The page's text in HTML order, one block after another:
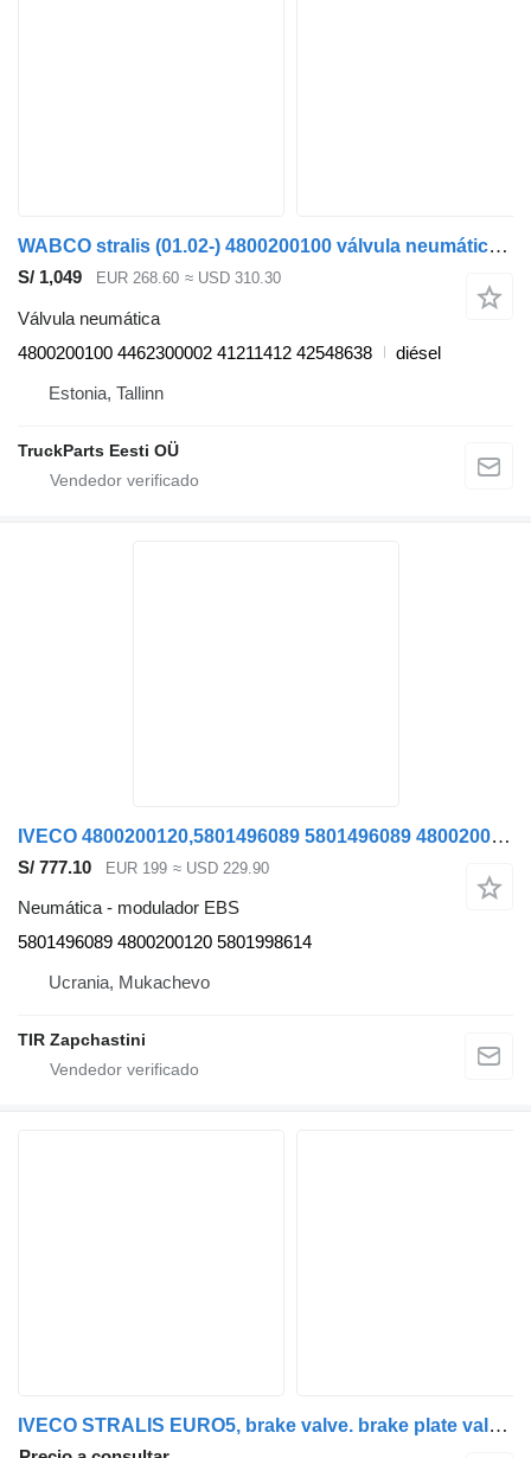
WABCO stralis (01.02-) 4800200100 válvula neumática para IVECO Stralis, Trakker (2002-) cabeza tractora
S/ 1,049 EUR 268.60 ≈ USD 310.30
Válvula neumática
4800200100 4462300002 41211412 42548638
diésel
Estonia, Tallinn
TruckParts Eesti OÜ
IVECO 4800200120,5801496089 5801496089 4800200120 5801998614 modulador EBS para IVECO STRALIS cabeza tractora
S/ 777.10 EUR 199 ≈ USD 229.90
Neumática - modulador EBS
5801496089 4800200120 5801998614
Ucrania, Mukachevo
TIR Zapchastini
IVECO STRALIS EURO5, brake valve. brake plate valve EBS control 480020 IVECO válvula neumática para IVECO Stralis cabeza tractora